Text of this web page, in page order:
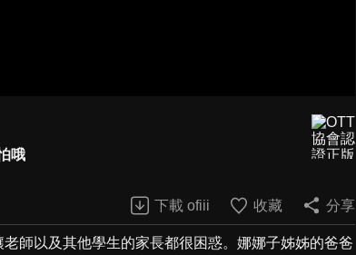
哦
下載 ofiii 收藏 分享
師以及其他學生的家長都很困惑。娜娜子姊姊的爸爸